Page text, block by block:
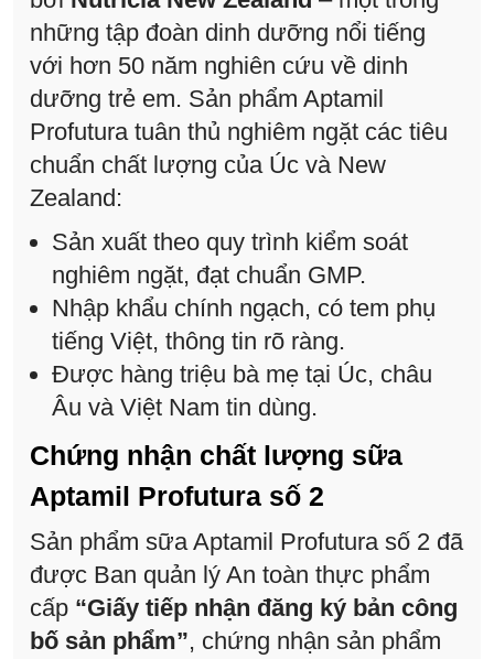
những tập đoàn dinh dưỡng nổi tiếng
với hơn 50 năm nghiên cứu về dinh
dưỡng trẻ em. Sản phẩm Aptamil
Profutura tuân thủ nghiêm ngặt các tiêu
chuẩn chất lượng của Úc và New
Zealand:
Sản xuất theo quy trình kiểm soát
nghiêm ngặt, đạt chuẩn GMP.
Nhập khẩu chính ngạch, có tem phụ
tiếng Việt, thông tin rõ ràng.
Được hàng triệu bà mẹ tại Úc, châu
Âu và Việt Nam tin dùng.
Chứng nhận chất lượng sữa
Aptamil Profutura số 2
Sản phẩm sữa Aptamil Profutura số 2 đã
được Ban quản lý An toàn thực phẩm
cấp “Giấy tiếp nhận đăng ký bản công
bố sản phẩm”, chứng nhận sản phẩm